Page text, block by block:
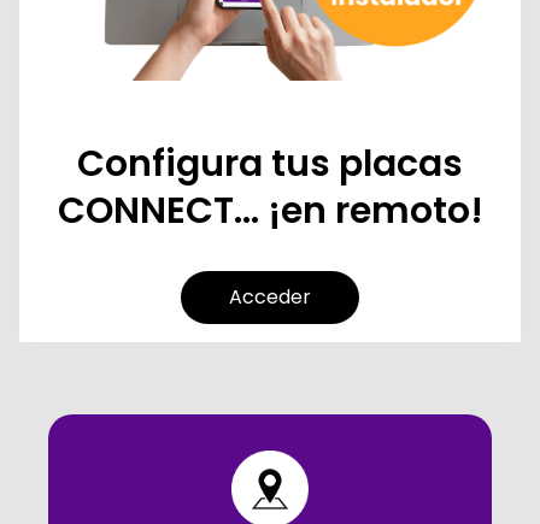
Configura tus placas
CONNECT... ¡en remoto!
Acceder